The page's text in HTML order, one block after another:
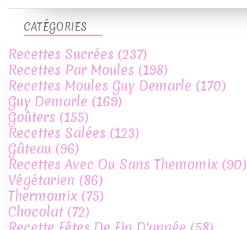
CATÉGORIES
Recettes Sucrées (237)
Recettes Par Moules (198)
Recettes Moules Guy Demarle (170)
Guy Demarle (169)
Goûters (155)
Recettes Salées (123)
Gâteau (96)
Recettes Avec Ou Sans Themomix (90)
Végétarien (86)
Thermomix (75)
Chocolat(72)